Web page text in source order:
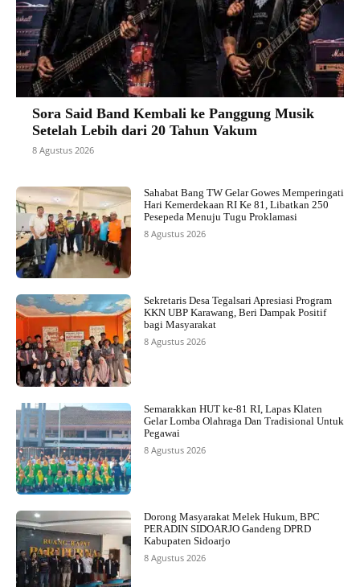
Sora Said Band Kembali ke Panggung Musik
Setelah Lebih dari 20 Tahun Vakum
8 Agustus 2026
Sahabat Bang TW Gelar Gowes Memperingati
Hari Kemerdekaan RI Ke 81, Libatkan 250
Pesepeda Menuju Tugu Proklamasi
8 Agustus 2026
Sekretaris Desa Tegalsari Apresiasi Program
KKN UBP Karawang, Beri Dampak Positif
bagi Masyarakat
8 Agustus 2026
Semarakkan HUT ke-81 RI, Lapas Klaten
Gelar Lomba Olahraga Dan Tradisional Untuk
Pegawai
8 Agustus 2026
Dorong Masyarakat Melek Hukum, BPC
PERADIN SIDOARJO Gandeng DPRD
Kabupaten Sidoarjo
8 Agustus 2026